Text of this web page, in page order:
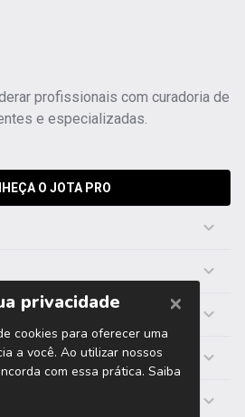
profissionais com curadoria de
e especializadas.
O JOTA PRO